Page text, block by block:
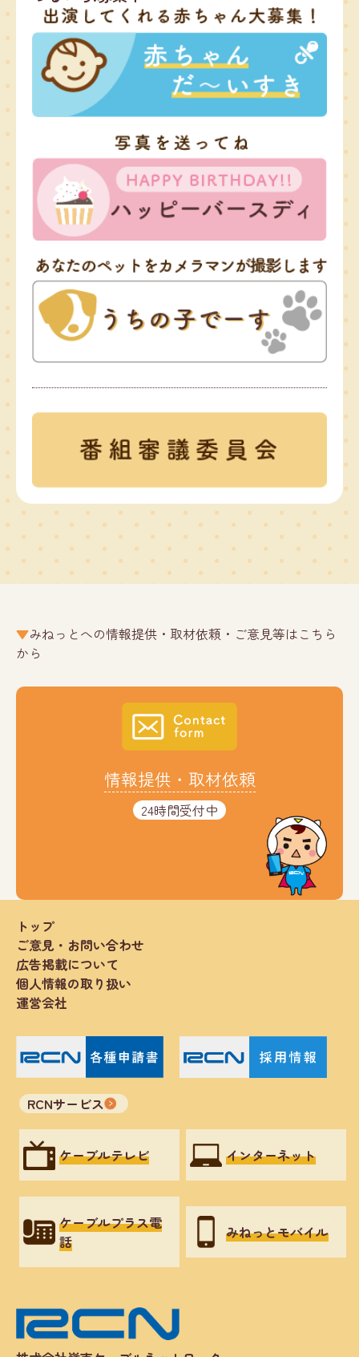
みねっとへの情報提供・取材依頼・ご意見等はこちら
から
情報提供・取材依頼
24時間受付中
トップ
ご意見・お問い合わせ
広告掲載について
個人情報の取り扱い
運営会社
RCNサービス
ケーブルテレビ インターネット
ケーブルプラス電
話
みねっとモバイル